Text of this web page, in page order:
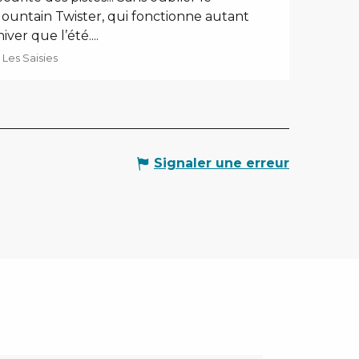
Twister, qui fonctionne autant
que l’été....
Les Saisies
Signaler une erreur